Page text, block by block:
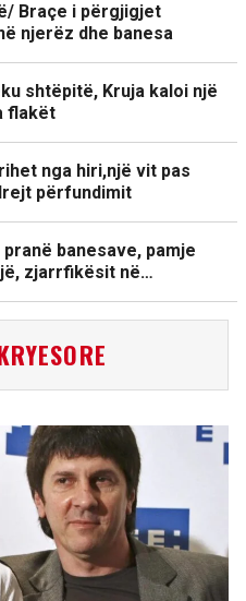
Braçe i përgjigjet
njerëz dhe banesa
shtëpitë, Kruja kaloi një
flakët
nga hiri,një vit pas
përfundimit
banesave, pamje
zjarrfikësit në…